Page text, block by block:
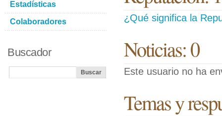
¿Qué significa la
Noticias: 0
Este usuario no ha
Temas y
Estadísticas
Colaboradores
Buscador